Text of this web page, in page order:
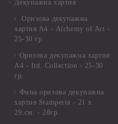
Декупажна хартия
Оризова декупажна
хартия А4 - Alchemy of Art -
25-30 гр.
Оризова декупажна хартия
А4 - Itd. Collection - 25-30
гр.
Фина оризова декупажна
хартия Stamperia - 21 х
29.см. - 28гр.